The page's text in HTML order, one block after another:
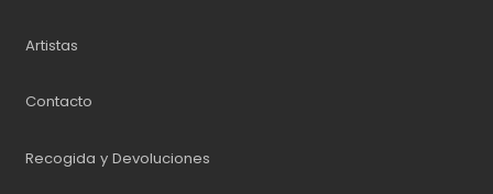
Artistas
Contacto
Recogida y Devoluciones